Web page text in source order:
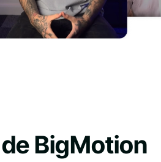
BigMotion